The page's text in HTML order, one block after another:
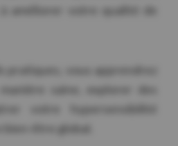
améliorer votre qualité de
pratiques, vous apprendrez
saine, explorer des
votre hypersensibilité
être global.